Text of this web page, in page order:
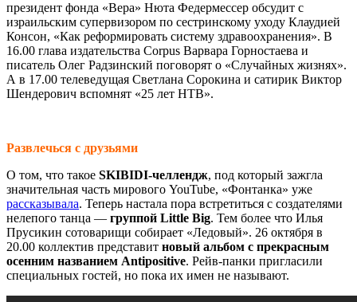
президент фонда «Вера» Нюта Федермессер обсудит с
израильским супервизором по сестринскому уходу Клаудией
Консон, «Как реформировать систему здравоохранения». В
16.00 глава издательства Corpus Варвара Горностаева и
писатель Олег Радзинский поговорят о «Случайных жизнях».
А в 17.00 телеведущая Светлана Сорокина и сатирик Виктор
Шендерович вспомнят «25 лет НТВ».
Развлечься с друзьями
О том, что такое SKIBIDI-челлендж, под который зажгла
значительная часть мирового YouTube, «Фонтанка» уже
рассказывала. Теперь настала пора встретиться с создателями
нелепого танца — группой Little Big. Тем более что Илья
Прусикин сотоварищи собирает «Ледовый». 26 октября в
20.00 коллектив представит новый альбом с прекрасным
осенним названием Antipositive. Рейв-панки пригласили
специальных гостей, но пока их имен не называют.